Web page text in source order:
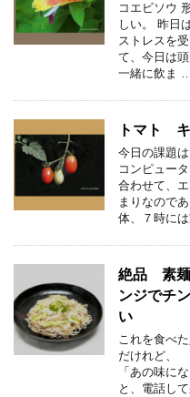
コエビソウ
しい。 昨日
ストレスを
て、今日は
一緒に飲ま
トマト
今日の課題
コンピュー
合わせて、
まりなので
体、７時に
絶品 素麺
ンジでチ
い
これを食べ
だけれど、
「あの味に
と、電話し